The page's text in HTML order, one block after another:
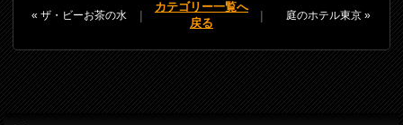
« ザ・ビーお茶の水 |
カテゴリー一覧へ
戻る
| 庭のホテル東京 »